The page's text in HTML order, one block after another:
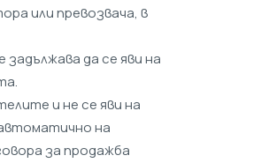
или превозвача, в
да се яви на
и не се яви на
на
за продажба